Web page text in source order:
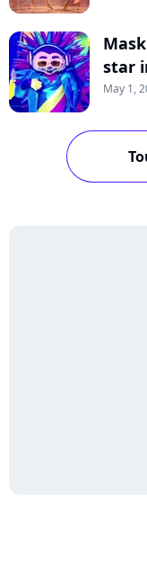
star
May 1,